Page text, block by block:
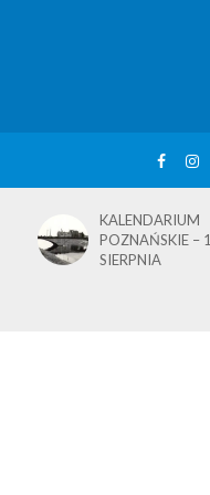
KALENDARIUM
POZNAŃSKIE – 1
SIERPNIA